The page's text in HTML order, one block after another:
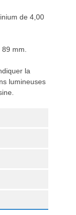
de 4,00
mm.
la
lumineuses